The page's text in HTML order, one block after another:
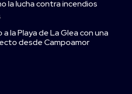
la lucha contra incendios
a la Playa de La Glea con una
desde Campoamor